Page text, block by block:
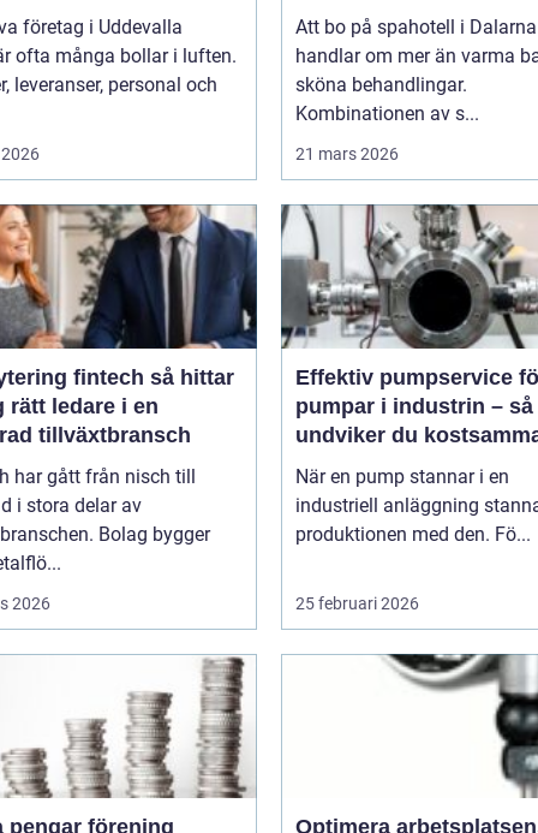
företag i Uddevalla
ofta många bollar i luften.
leveranser, personal och
landskapet
Att bo på spahotell i Dalarna
handlar om mer än varma
sköna behandlingar.
Kombinationen av s...
21 mars 2026
fintech så hittar
rätt ledare i en
tillväxtbransch
har gått från nisch till
i stora delar av
Bolag bygger
2026
Effektiv pumpservice
pumpar i industrin – så
undviker du
driftstopp
När en pump stannar i en
industriell anläggning
produktionen med den. Fö...
25 februari 2026
pengar förening
Optimera